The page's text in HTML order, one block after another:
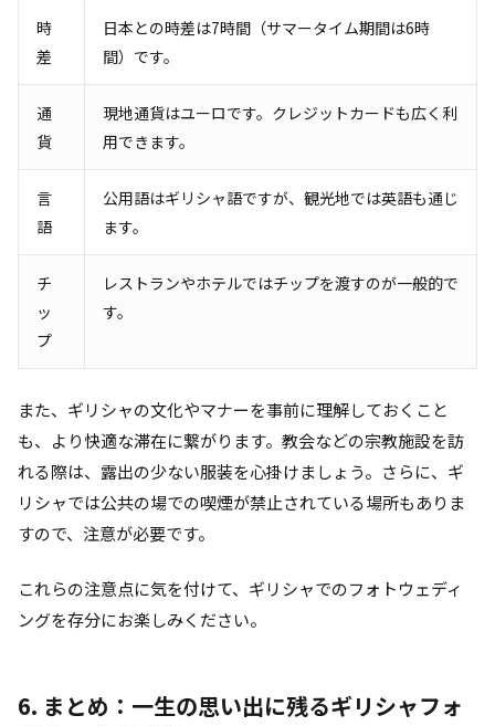
時
差
日本との時差は7時間（サマータイム期間は6時
間）です。
通
貨
現地通貨はユーロです。クレジットカードも広く利
用できます。
言
語
公用語はギリシャ語ですが、観光地では英語も通じ
ます。
チ
ッ
プ
レストランやホテルではチップを渡すのが一般的で
す。
また、ギリシャの文化やマナーを事前に理解しておくこと
も、より快適な滞在に繋がります。教会などの宗教施設を訪
れる際は、露出の少ない服装を心掛けましょう。さらに、ギ
リシャでは公共の場での喫煙が禁止されている場所もありま
すので、注意が必要です。
これらの注意点に気を付けて、ギリシャでのフォトウェディ
ングを存分にお楽しみください。
6. まとめ：一生の思い出に残るギリシャフォ